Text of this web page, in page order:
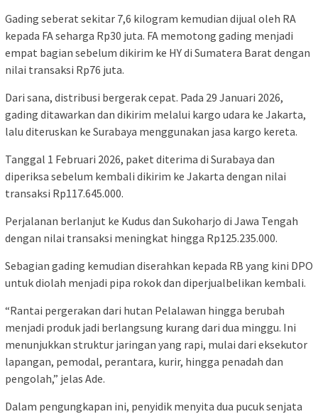
Gading seberat sekitar 7,6 kilogram kemudian dijual oleh RA
kepada FA seharga Rp30 juta. FA memotong gading menjadi
empat bagian sebelum dikirim ke HY di Sumatera Barat dengan
nilai transaksi Rp76 juta.
Dari sana, distribusi bergerak cepat. Pada 29 Januari 2026,
gading ditawarkan dan dikirim melalui kargo udara ke Jakarta,
lalu diteruskan ke Surabaya menggunakan jasa kargo kereta.
Tanggal 1 Februari 2026, paket diterima di Surabaya dan
diperiksa sebelum kembali dikirim ke Jakarta dengan nilai
transaksi Rp117.645.000.
Perjalanan berlanjut ke Kudus dan Sukoharjo di Jawa Tengah
dengan nilai transaksi meningkat hingga Rp125.235.000.
Sebagian gading kemudian diserahkan kepada RB yang kini DPO
untuk diolah menjadi pipa rokok dan diperjualbelikan kembali.
“Rantai pergerakan dari hutan Pelalawan hingga berubah
menjadi produk jadi berlangsung kurang dari dua minggu. Ini
menunjukkan struktur jaringan yang rapi, mulai dari eksekutor
lapangan, pemodal, perantara, kurir, hingga penadah dan
pengolah,” jelas Ade.
Dalam pengungkapan ini, penyidik menyita dua pucuk senjata